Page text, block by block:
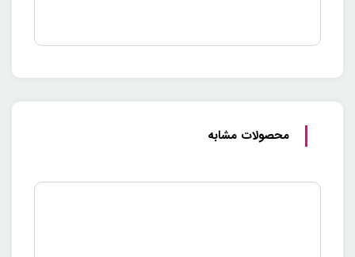
محصولات مشابه